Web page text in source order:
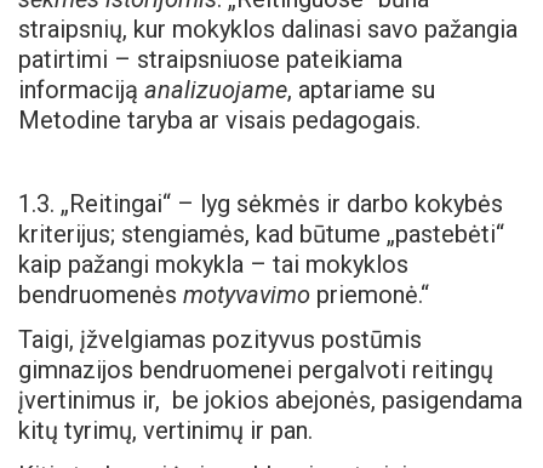
straipsnių, kur mokyklos dalinasi savo pažangia
patirtimi – straipsniuose pateikiama
informaciją analizuojame, aptariame su
Metodine taryba ar visais pedagogais.
1.3. „Reitingai“ – lyg sėkmės ir darbo kokybės
kriterijus; stengiamės, kad būtume „pastebėti“
kaip pažangi mokykla – tai mokyklos
bendruomenės motyvavimo priemonė.“
Taigi, įžvelgiamas pozityvus postūmis
gimnazijos bendruomenei pergalvoti reitingų
įvertinimus ir, be jokios abejonės, pasigendama
kitų tyrimų, vertinimų ir pan.